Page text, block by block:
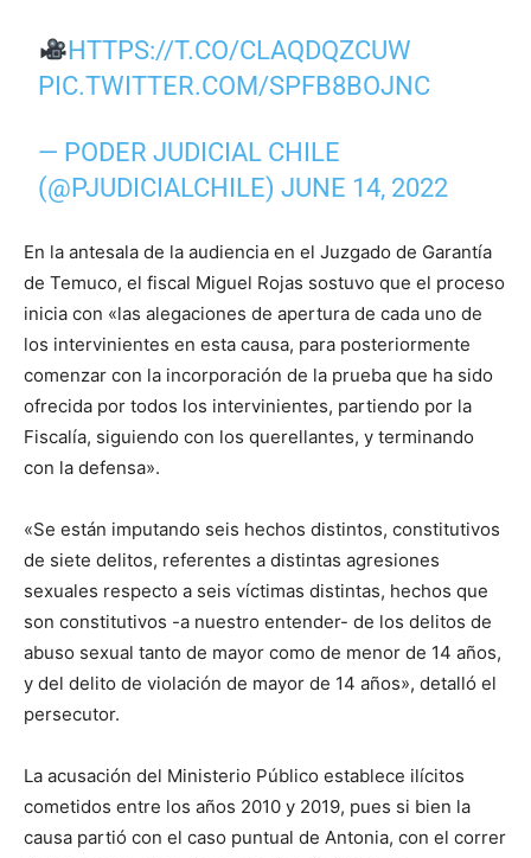
HTTPS://T.CO/CLAQDQZCUW
PIC.TWITTER.COM/SPFB8BOJNC
— PODER JUDICIAL CHILE
(@PJUDICIALCHILE)JUNE 14, 2022
En la antesala de la audiencia en el Juzgado de Garantía
de Temuco, el fiscal Miguel Rojas sostuvo que el proceso
inicia con «las alegaciones de apertura de cada uno de
los intervinientes en esta causa, para posteriormente
comenzar con la incorporación de la prueba que ha sido
ofrecida por todos los intervinientes, partiendo por la
Fiscalía, siguiendo con los querellantes, y terminando
con la defensa».
«Se están imputando seis hechos distintos, constitutivos
de siete delitos, referentes a distintas agresiones
sexuales respecto a seis víctimas distintas, hechos que
son constitutivos -a nuestro entender- de los delitos de
abuso sexual tanto de mayor como de menor de 14 años,
y del delito de violación de mayor de 14 años», detalló el
persecutor.
La acusación del Ministerio Público establece ilícitos
cometidos entre los años 2010 y 2019, pues si bien la
causa partió con el caso puntual de Antonia, con el correr